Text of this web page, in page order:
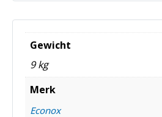
Gewicht
9 kg
Merk
Econox